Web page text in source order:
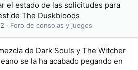
el estado de las solicitudes para
de The Duskbloods
Foro de consolas y juegos
de Dark Souls y The Witcher
se la ha acabado pegando en